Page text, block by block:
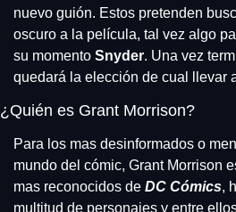
nuevo guión. Estos pretenden
oscuro a la película, tal vez algo
su momento Snyder. Una vez
quedará la elección de cual llevar
¿Quién es Grant Morrison?
Para los mas desinformados o
mundo del cómic, Grant Morrison
mas reconocidos de DC Cómics,
multitud de personajes y entre